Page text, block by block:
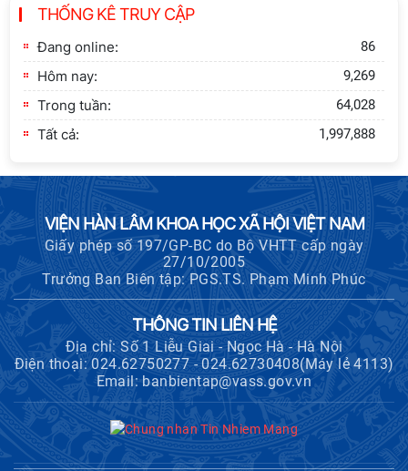
Đảng Cộng sản Trung Quốc và Đảng
Cộng sản Việt Nam trong lãnh đạo sự
nghiệp xây dựng chủ nghĩa xã hội
Hội nghị Lãnh đạo Viện Hàn lâm
Khoa học xã hội Việt Nam làm việc
với Ban Chủ nhiệm các Chương trình
Hội thảo khoa học "Kinh tế Việt Nam
6 tháng đầu năm 2026: Thách thức,
động lực và triển vọng phát triển"
Hội nghị Ban Chỉ đạo về dữ liệu Viện
Hàn lâm Khoa học xã hội Việt Nam
Hội thảo quốc tế "Không gian phát
triển Việt Nam trong kỷ nguyên mới:
Định hướng chiến lược và lựa chọn
chính sách”
THỐNG KÊ TRUY CẬP
Đang online: 86
Hôm nay: 9,269
Trong tuần: 64,028
Tất cả: 1,997,888
VIỆN HÀN LÂM KHOA HỌC XÃ HỘI VIỆT NAM
Giấy phép số 197/GP-BC do Bộ VHTT cấp ngày
27/10/2005
Trưởng Ban Biên tập: PGS.TS. Phạm Minh Phúc
THÔNG TIN LIÊN HỆ
Địa chỉ: Số 1 Liễu Giai - Ngọc Hà - Hà Nội
Điện thoại: 024.62750277 - 024.62730408(Máy lẻ 4113)
Email: banbientap@vass.gov.vn